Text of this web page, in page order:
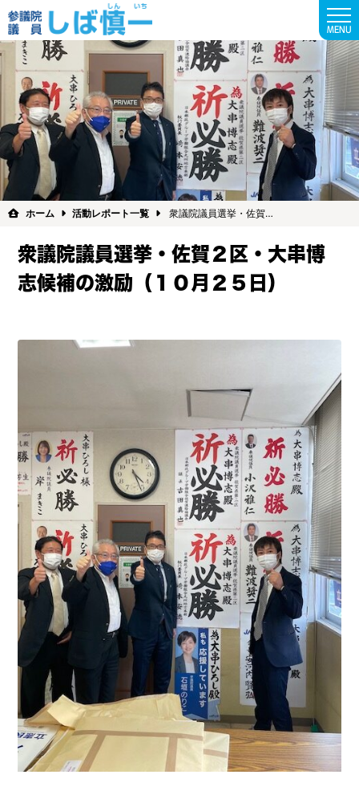
MENU
ホーム 活動レポート一覧 衆議院議員選挙・佐賀…
衆議院議員選挙・佐賀２区・大串博
志候補の激励（１０月２５日）